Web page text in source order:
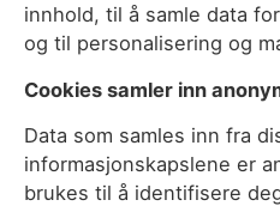
innhold, til å samle data
og til personalisering og
Cookies samler inn
Data som samles inn fra
informasjonskapslene er
brukes til å identifisere